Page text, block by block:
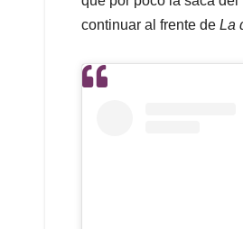
continuar al frente de La